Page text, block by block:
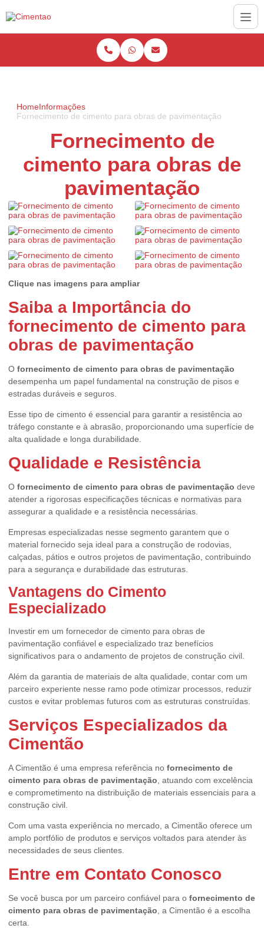
HomeInformações
Fornecimento de cimento para obras de pavimentação
Fornecimento de
cimento para obras de
pavimentação
Clique nas imagens para ampliar
Saiba a Importância do
fornecimento de cimento para
obras de pavimentação
O fornecimento de cimento para obras de pavimentação
desempenha um papel fundamental na construção de pisos e
estradas duráveis e seguros.
Esse tipo de cimento é essencial para garantir a resistência ao
tráfego constante e à abrasão, proporcionando uma superfície de
alta qualidade e longa durabilidade.
Qualidade e Resistência
O fornecimento de cimento para obras de pavimentação deve
atender a rigorosas especificações técnicas e normativas para
assegurar a qualidade e a resistência necessárias.
Empresas especializadas nesse segmento garantem que o
material fornecido seja ideal para a construção de rodovias,
calçadas, pátios e outros projetos de pavimentação, contribuindo
para a segurança e durabilidade das estruturas.
Vantagens do Cimento
Especializado
Investir em um fornecedor de cimento para obras de
pavimentação confiável e especializado traz benefícios
significativos para o andamento de projetos de construção civil.
Além da garantia de materiais de alta qualidade, contar com um
parceiro experiente nesse ramo pode otimizar processos, reduzir
custos e evitar problemas futuros com as estruturas construídas.
Serviços Especializados da
Cimentão
A Cimentão é uma empresa referência no fornecimento de
cimento para obras de pavimentação , atuando com excelência
e comprometimento na distribuição de materiais essenciais para a
construção civil.
Com uma vasta experiência no mercado, a Cimentão oferece um
amplo portfólio de produtos e serviços voltados para atender às
necessidades de seus clientes.
Entre em Contato Conosco
Se você busca por um parceiro confiável para o fornecimento de
cimento para obras de pavimentação , a Cimentão é a escolha
certa.